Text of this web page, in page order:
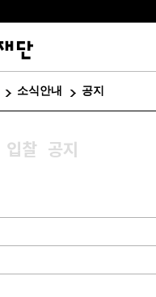
소식안내 공지
입찰 공지